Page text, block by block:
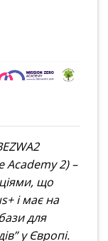
Academy 2) –
що
і має на
для
у Європі.